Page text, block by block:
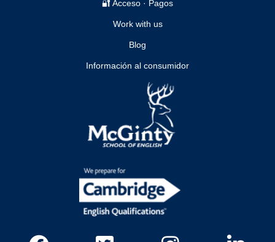
🔐 Acceso · Pagos
Work with us
Blog
Información al consumidor